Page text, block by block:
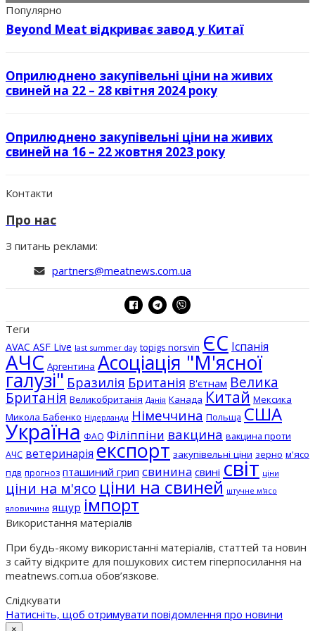
Популярно
Beyond Meat відкриває завод у Китаї
Оприлюднено закупівельні ціни на живих
свиней на 22 – 28 квітня 2024 року
Оприлюднено закупівельні ціни на живих
свиней на 16 – 22 жовтня 2023 року
Контакти
Про нас
З питань реклами:
partners@meatnews.com.ua
Теги
AVAC ASF Live last summer day topigs norsvin ЄС Іспанія
АЧС Аргентина Асоціація "М'ясної
галузі" Бразилія Британія В'єтнам Велика
Британія Великобританія Данія Канада Китай Мексика
Микола Бабенко Нідерланди Німеччина Польща США
Україна ФАО Філіппіни вакцина вакцина проти
АЧС ветеринарія експорт закупівельні ціни зерно м'ясо
пдв прогноз пташиний грип свинина свині світ ціни
ціни на м'ясо ціни на свиней штучне м'ясо
яловичина ящур імпорт
Використання матеріалів
При будь-якому використанні матеріалів, статтей та новин
з сайту відкрите для пошукових систем гіперпосилання на
meatnews.com.ua обов’язкове.
Слідкувати
Натисніть, щоб отримувати повідомлення про новини